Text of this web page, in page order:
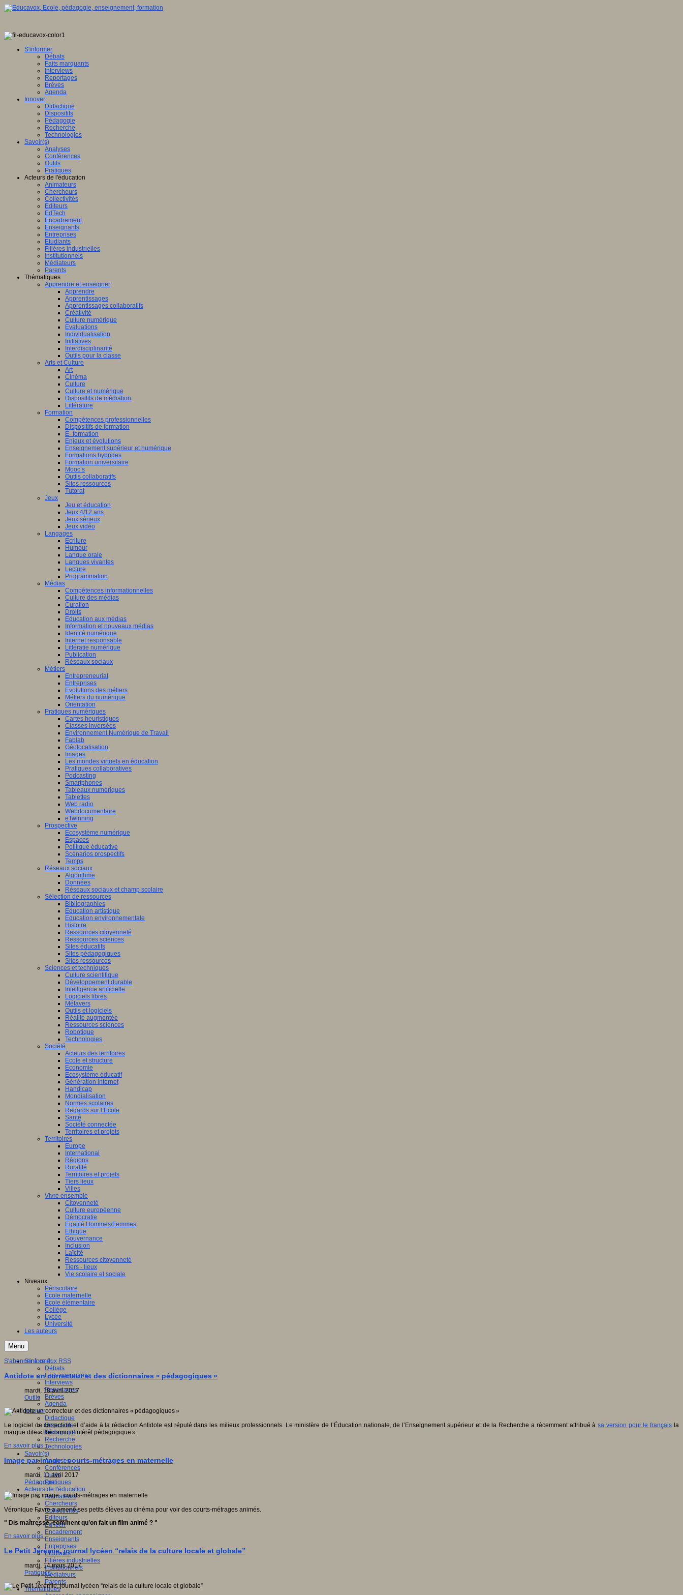
S'informer
Débats
Faits marquants
Interviews
Reportages
Brèves
Agenda
Innover
Didactique
Dispositifs
Pédagogie
Recherche
Technologies
Savoir(s)
Analyses
Conférences
Outils
Pratiques
Acteurs de l'éducation
Animateurs
Chercheurs
Collectivités
Editeurs
EdTech
Encadrement
Enseignants
Entreprises
Etudiants
Filières industrielles
Institutionnels
Médiateurs
Parents
Thématiques
Apprendre et enseigner
Apprendre
Apprentissages
Apprentissages collaboratifs
Créativité
Culture numérique
Evaluations
Individualisation
Initiatives
Interdisciplinarité
Outils pour la classe
Arts et Culture
Art
Cinéma
Culture
Culture et numérique
Dispositifs de médiation
Littérature
Formation
Compétences professionnelles
Dispositifs de formation
E- formation
Enjeux et évolutions
Enseignement supérieur et numérique
Formations hybrides
Formation universitaire
Mooc’s
Outils collaboratifs
Sites ressources
Tutorat
Jeux
Jeu et éducation
Jeux 4/12 ans
Jeux sérieux
Jeux vidéo
Langages
Ecriture
Humour
Langue orale
Langues vivantes
Lecture
Programmation
Médias
Compétences informationnelles
Culture des médias
Curation
Droits
Education aux médias
Information et nouveaux médias
Identité numérique
Internet responsable
Littératie numérique
Publication
Réseaux sociaux
Métiers
Entrepreneuriat
Entreprises
Evolutions des métiers
Métiers du numérique
Orientation
Pratiques numériques
Cartes heuristiques
Classes inversées
Environnement Numérique de Travail
Fablab
Géolocalisation
Images
Les mondes virtuels en éducation
Pratiques collaboratives
Podcasting
Smartphones
Tableaux numériques
Tablettes
Web radio
Webdocumentaire
eTwinning
Prospective
Ecosystème numérique
Espaces
Politique éducative
Scénarios prospectifs
Temps
Réseaux sociaux
Algorithme
Données
Réseaux sociaux et champ scolaire
Sélection de ressources
Bibliographies
Education artistique
Education environnementale
Histoire
Ressources citoyenneté
Ressources sciences
Sites éducatifs
Sites pédagogiques
Sites ressources
Sciences et techniques
Culture scientifique
Développement durable
Intelligence artificielle
Logiciels libres
Métavers
Outils et logiciels
Réalité augmentée
Ressources sciences
Robotique
Technologies
Société
Acteurs des territoires
Ecole et structure
Economie
Ecosystème éducatif
Génération internet
Handicap
Mondialisation
Normes scolaires
Regards sur l’Ecole
Santé
Société connectée
Territoires et projets
Territoires
Europe
International
Régions
Ruralité
Territoires et projets
Tiers lieux
Villes
Vivre ensemble
Citoyenneté
Culture européenne
Démocratie
Egalité Hommes/Femmes
Ethique
Gouvernance
Inclusion
Laïcité
Ressources citoyenneté
Tiers - lieux
Vie scolaire et sociale
Niveaux
Périscolaire
Ecole maternelle
Ecole élémentaire
Collège
Lycée
Université
Les auteurs
Menu
S'informer
Débats
Faits marquants
Interviews
Reportages
Brèves
Agenda
Innover
Didactique
Dispositifs
Pédagogie
Recherche
Technologies
Savoir(s)
Analyses
Conférences
Outils
Pratiques
Acteurs de l'éducation
Animateurs
Chercheurs
Collectivités
Editeurs
EdTech
Encadrement
Enseignants
Entreprises
Etudiants
Filières industrielles
Institutionnels
Médiateurs
Parents
Thématiques
S'abonner à ce flux RSS
Antidote un correcteur et des dictionnaires « pédagogiques »
mardi, 18 avril 2017
Outils
Le logiciel de correction et d’aide à la rédaction Antidote est réputé dans les milieux professionnels. Le ministère de l’Éducation nationale, de l’Enseignement supérieur et de la Recherche a récemment attribué àsa version pour le français la
marque dite « Reconnu d’intérêt pédagogique ».
En savoir plus...
Image par image : courts-métrages en maternelle
mardi, 11 avril 2017
Pédagogie
Véronique Favre a amené ses petits élèves au cinéma pour voir des courts-métrages animés.
" Dis maîtresse, comment qu’on fait un film animé ? "
En savoir plus...
Le Petit Jérémie, journal lycéen “relais de la culture locale et globale”
mardi, 14 mars 2017
Pratiques